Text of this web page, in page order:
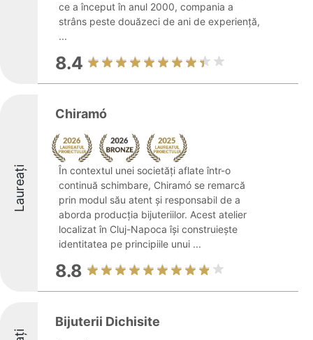
ce a început în anul 2000, compania a
strâns peste douăzeci de ani de experiență,
...
8.4
Laureați
Chiramó
În contextul unei societăți aflate într-o
continuă schimbare, Chiramó se remarcă
prin modul său atent și responsabil de a
aborda producția bijuteriilor. Acest atelier
localizat în Cluj-Napoca își construiește
identitatea pe principiile unui ...
8.8
Bijuterii Dichisite